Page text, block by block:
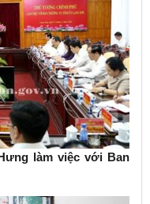
làm việc với Ban